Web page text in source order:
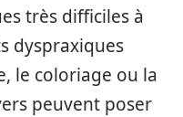
très difficiles à
dyspraxiques
le coloriage ou la
peuvent poser